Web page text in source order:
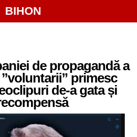
BIHON
de propagandă a
primesc
de-a gata și